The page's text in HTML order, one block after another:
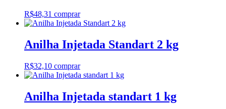
R$48,31 comprar
Anilha Injetada Standart 2 kg
R$32,10 comprar
Anilha Injetada standart 1 kg